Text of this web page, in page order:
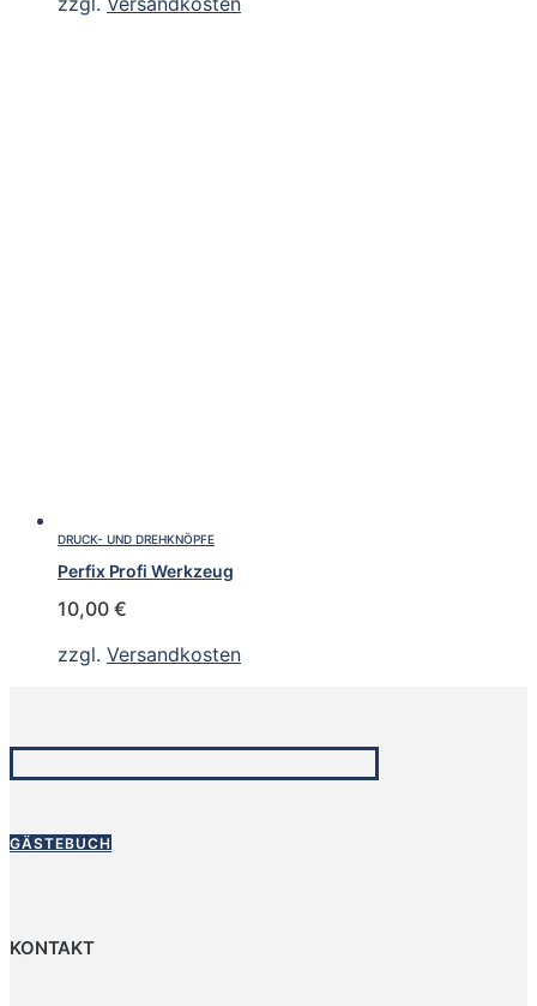
DRUCK- UND DREHKNÖPFE
Perfix Profi Werkzeug
10,00 €
zzgl. Versandkosten
GÄSTEBUCH
KONTAKT